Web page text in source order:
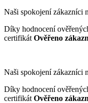
Naši spokojení zákazníci
Díky hodnocení
certifikát Ověřeno
Naši spokojení zákazníci
Díky hodnocení
certifikát Ověřeno